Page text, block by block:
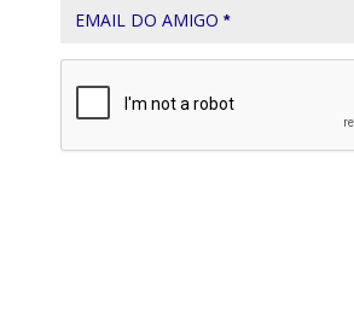
EMAIL DO AMIGO *